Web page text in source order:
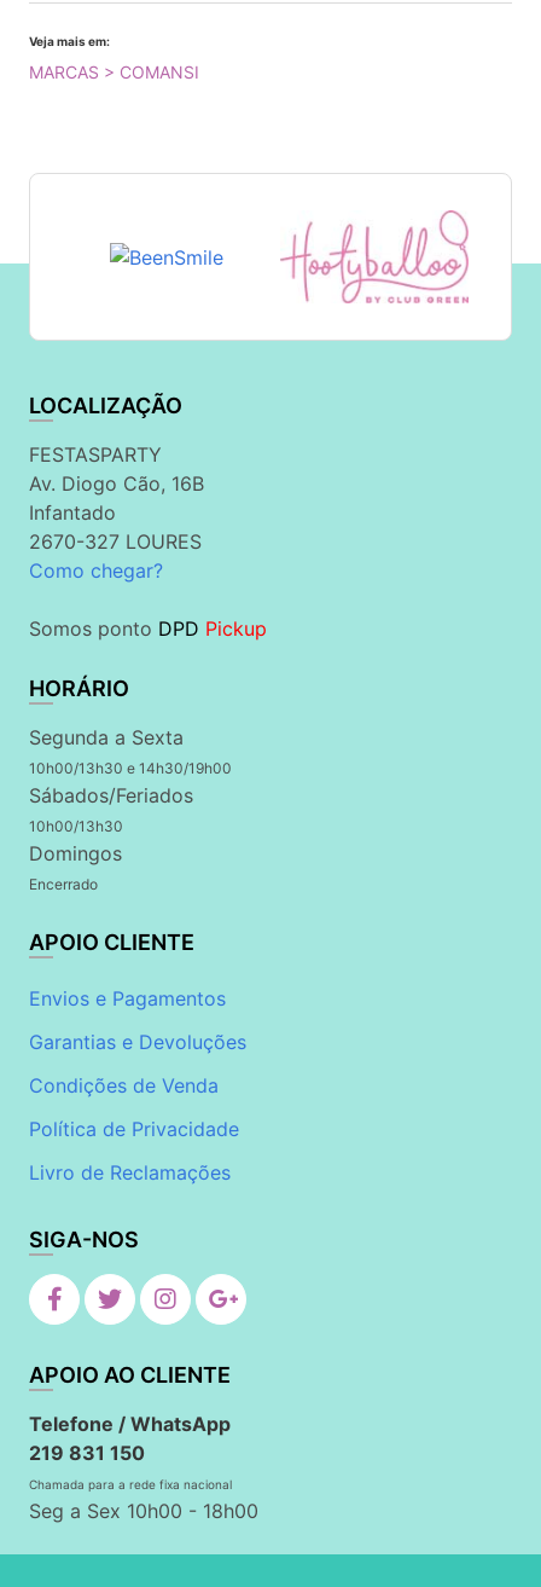
Veja mais em:
MARCAS > COMANSI
LOCALIZAÇÃO
FESTASPARTY
Av. Diogo Cão, 16B
Infantado
2670-327 LOURES
Como chegar?
Somos ponto DPD Pickup
HORÁRIO
Segunda a Sexta
10h00/13h30 e 14h30/19h00
Sábados/Feriados
10h00/13h30
Domingos
Encerrado
APOIO CLIENTE
Envios e Pagamentos
Garantias e Devoluções
Condições de Venda
Política de Privacidade
Livro de Reclamações
SIGA-NOS
APOIO AO CLIENTE
Telefone / WhatsApp
219 831 150
Chamada para a rede fixa nacional
Seg a Sex 10h00 - 18h00